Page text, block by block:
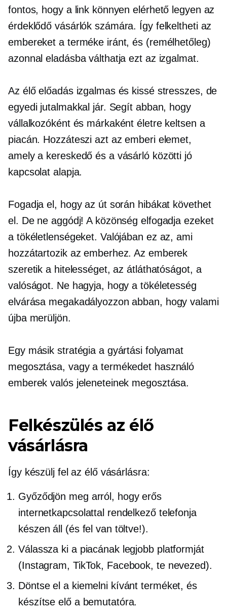
fontos, hogy a link könnyen elérhető legyen az
érdeklődő vásárlók számára. Így felkeltheti az
embereket a terméke iránt, és (remélhetőleg)
azonnal eladásba válthatja ezt az izgalmat.
Az élő előadás izgalmas és kissé stresszes, de
egyedi jutalmakkal jár. Segít abban, hogy
vállalkozóként és márkaként életre keltsen a
piacán. Hozzáteszi azt az emberi elemet,
amely a kereskedő és a vásárló közötti jó
kapcsolat alapja.
Fogadja el, hogy az út során hibákat követhet
el. De ne aggódj! A közönség elfogadja ezeket
a tökéletlenségeket. Valójában ez az, ami
hozzátartozik az emberhez. Az emberek
szeretik a hitelességet, az átláthatóságot, a
valóságot. Ne hagyja, hogy a tökéletesség
elvárása megakadályozzon abban, hogy valami
újba merüljön.
Egy másik stratégia a gyártási folyamat
megosztása, vagy a termékedet használó
emberek valós jeleneteinek megosztása.
Felkészülés az élő
vásárlásra
Így készülj fel az élő vásárlásra:
Győződjön meg arról, hogy erős
internetkapcsolattal rendelkező telefonja
készen áll (és fel van töltve!).
Válassza ki a piacának legjobb platformját
(Instagram, TikTok, Facebook, te nevezed).
Döntse el a kiemelni kívánt terméket, és
készítse elő a bemutatóra.